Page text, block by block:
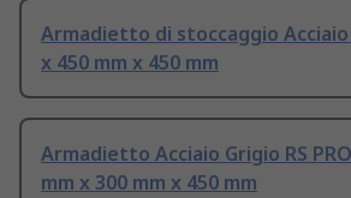
Armadietto di stoccaggio Acciaio
x 450 mm x 450 mm
Armadietto Acciaio Grigio RS
mm x 300 mm x 450 mm